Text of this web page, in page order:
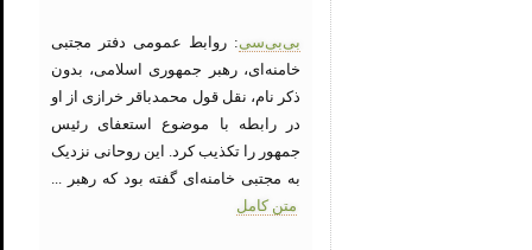
بی‌بی‌سی: روابط عمومی دفتر مجتبی
خامنه‌ای، رهبر جمهوری اسلامی، بدون
ذکر نام، نقل قول محمدباقر خرازی از او
در رابطه با موضوع استعفای رئیس
جمهور را تکذیب کرد. این روحانی نزدیک
به مجتبی خامنه‌ای گفته بود که رهبر ...
متن کامل